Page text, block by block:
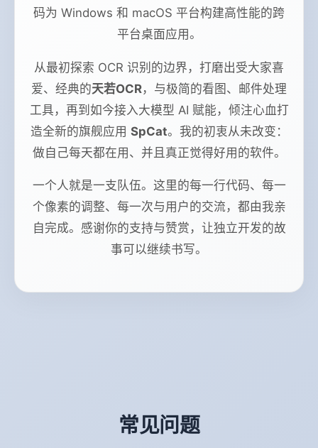
码为 Windows 和 macOS 平台构建高性能的跨
平台桌面应用。
从最初探索 OCR 识别的边界，打磨出受大家喜
爱、经典的天若OCR，与极简的看图、邮件处理
工具，再到如今接入大模型 AI 赋能，倾注心血打
造全新的旗舰应用 SpCat。我的初衷从未改变：
做自己每天都在用、并且真正觉得好用的软件。
一个人就是一支队伍。这里的每一行代码、每一
个像素的调整、每一次与用户的交流，都由我亲
自完成。感谢你的支持与赞赏，让独立开发的故
事可以继续书写。
常见问题